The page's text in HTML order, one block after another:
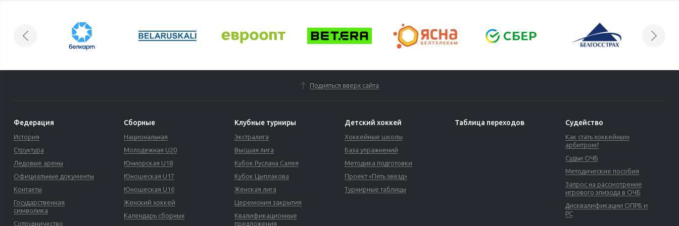
Подняться вверх сайта
Федерация
История
Структура
Ледовые арены
Официальные документы
Контакты
Государственная
символика
Сотрудничество
Сборные
Национальная
Молодежная U20
Юниорская U18
Юношеская U17
Юношеская U16
Женский хоккей
Календарь сборных
Клубные турниры
Экстралига
Высшая лига
Кубок Руслана Салея
Кубок Цыплакова
Женская лига
Церемония закрытия
Квалификационные
предложения
Детский хоккей
Хоккейные школы
База упражнений
Методика подготовки
Проект «Пять звезд»
Турнирные таблицы
Таблица переходов Судейство
Как стать хоккейным
арбитром?
Судьи ОЧБ
Методические пособия
Запрос на рассмотрение
игрового эпизода в ОЧБ
Дисквалификации ОПРБ и
РС